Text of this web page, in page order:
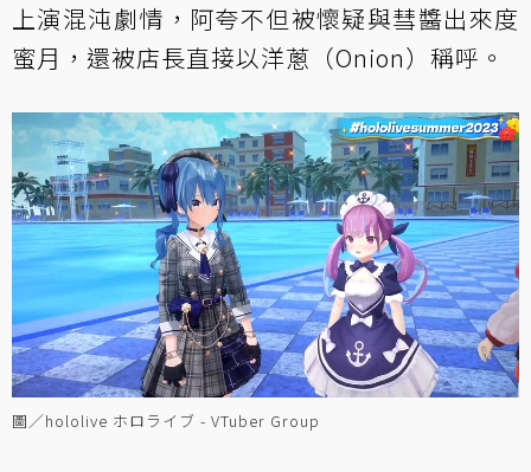
上演混沌劇情，阿夸不但被懷疑與彗醬出來度
蜜月，還被店長直接以洋蔥（Onion）稱呼。
圖／hololive ホロライブ - VTuber Group